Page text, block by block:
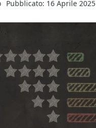
Pubblicato: 16 Aprile 2025